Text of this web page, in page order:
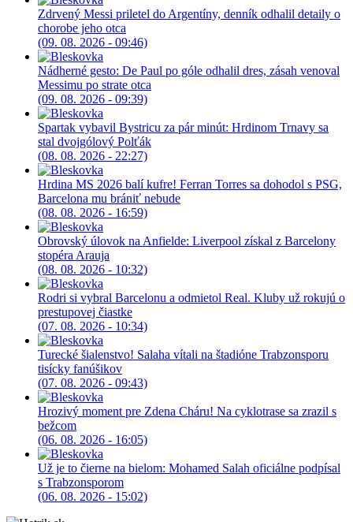
Zdrvený Messi priletel do Argentíny, denník odhalil detaily o
chorobe jeho otca
(09. 08. 2026 - 09:46)
Nádherné gesto: De Paul po góle odhalil dres, zásah venoval
Messimu po strate otca
(09. 08. 2026 - 09:39)
Spartak vybavil Bystricu za pár minút: Hrdinom Trnavy sa
stal dvojgólový Polťák
(08. 08. 2026 - 22:27)
Hrdina MS 2026 balí kufre! Ferran Torres sa dohodol s PSG,
Barcelona mu brániť nebude
(08. 08. 2026 - 16:59)
Obrovský úlovok na Anfielde: Liverpool získal z Barcelony
stopéra Arauja
(08. 08. 2026 - 10:32)
Rodri si vybral Barcelonu a odmietol Real. Kluby už rokujú o
prestupovej čiastke
(07. 08. 2026 - 10:34)
Turecké šialenstvo! Salaha vítali na štadióne Trabzonsporu
tisícky fanúšikov
(07. 08. 2026 - 09:43)
Hrozivý moment pre Zdena Cháru! Na cyklotrase sa zrazil s
bežcom
(06. 08. 2026 - 16:05)
Už je to čierne na bielom: Mohamed Salah oficiálne podpísal
s Trabzonsporom
(06. 08. 2026 - 15:02)